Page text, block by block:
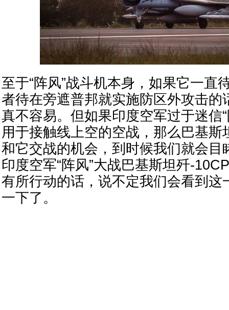
至于“阵风”战斗机本身，如果它一直
者待在旁遮普邦就实施防区外攻击的
真不容易。但如果印度空军过于迷信
用于接触线上空的空战，那么巴基斯
和它交战的机会，到时候我们就会
印度空军“阵风”大战巴基斯坦歼-
有所行动的话，说不定我们会看到这
一下了。